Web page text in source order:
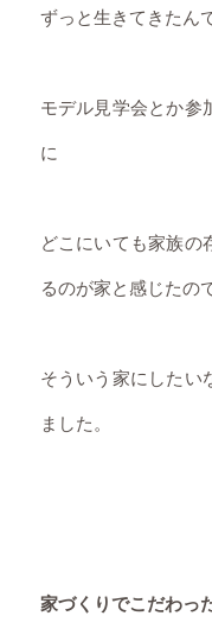
ずっと生きてきたん
モデル見学会とか参
に
どこにいても家族の
るのが家と感じたので
そういう家にしたい
ました。
家づくりでこだわっ